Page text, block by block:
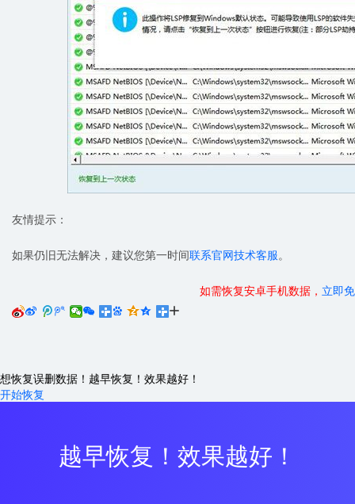
友情提示：
如果仍旧无法解决，建议您第一时间联系官网技术客服。
如需恢复安卓手机数据， 立即
     
想恢复误删数据！越早恢复！效果越好！
开始恢复
越早恢复！效果越好！